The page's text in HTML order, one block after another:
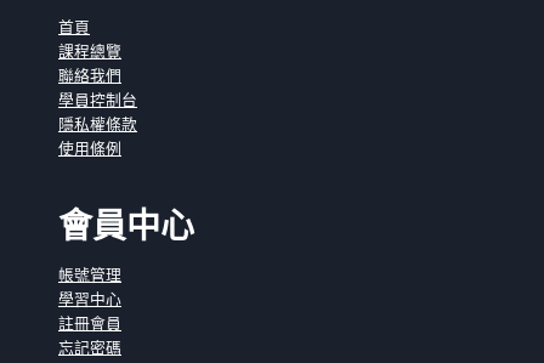
首頁
課程總覽
聯絡我們
學員控制台
隱私權條款
使用條例
會員中心
帳號管理
學習中心
註冊會員
忘記密碼